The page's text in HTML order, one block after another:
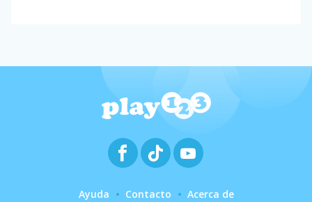
Ayuda Contacto Acerca de